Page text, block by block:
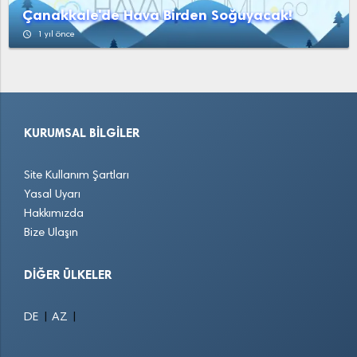
Çanakkale'de Hava Birden Soğuyacak!
access_time 1 yıl önce
KURUMSAL BILGILER
Site Kullanım Şartları
Yasal Uyarı
Hakkımızda
Bize Ulaşın
DIĞER ÜLKELER
DE AZ